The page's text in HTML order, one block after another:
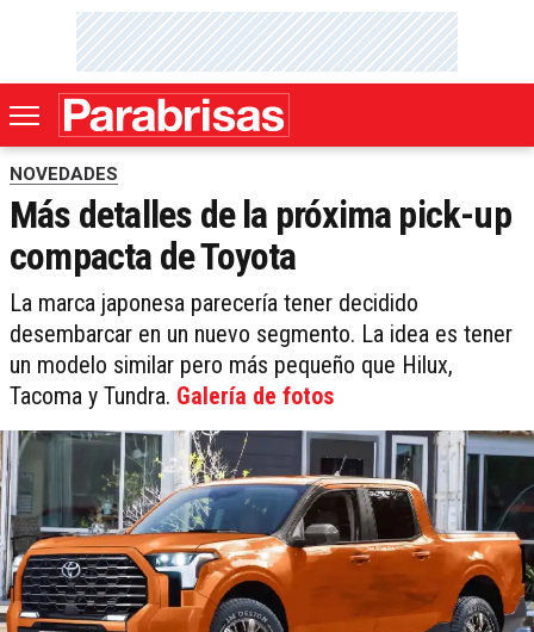
NOVEDADES
Más detalles de la próxima pick-up
compacta de Toyota
La marca japonesa parecería tener decidido
desembarcar en un nuevo segmento. La idea es tener
un modelo similar pero más pequeño que Hilux,
Tacoma y Tundra. Galería de fotos